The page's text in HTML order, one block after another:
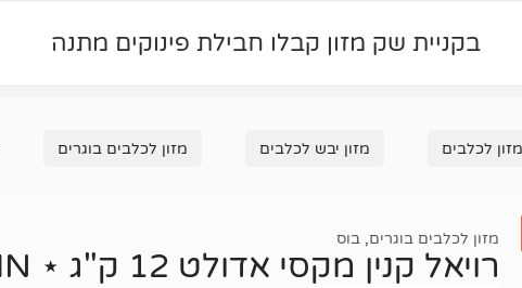
בקניית שק מזון קבלו חבילת פינוקים מתנה
לכלבים מזון יבש לכלבים מזון לכלבים בוגרים
מזון לכלבים בוגרים, בוס
רויאל קנין מקסי אדולט 12 ק"ג ⋆ SHN תירס